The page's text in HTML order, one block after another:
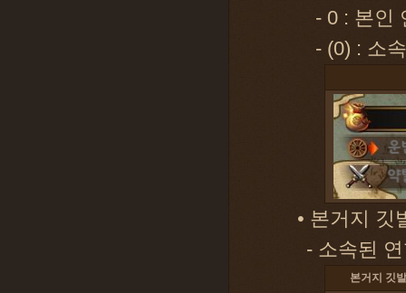
- 0 : 본인
- (0) : 소
• 본거지 깃
- 소속된
본거지 깃발